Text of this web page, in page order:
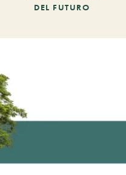
DEL FUTURO